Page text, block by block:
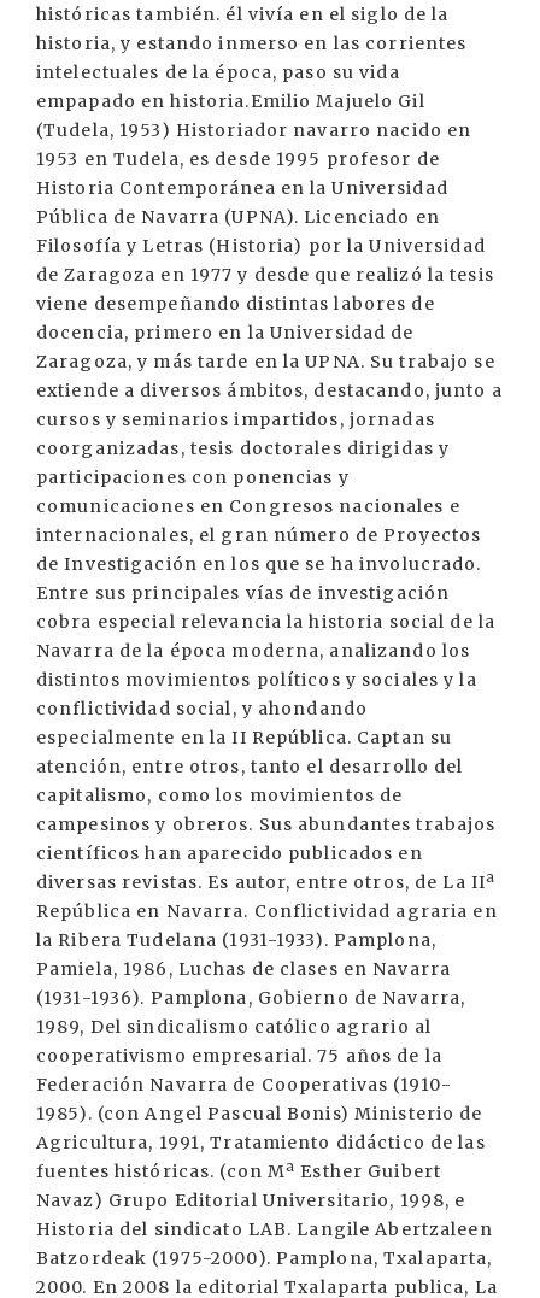
históricas también. él vivía en el siglo de la
historia, y estando inmerso en las corrientes
intelectuales de la época, paso su vida
empapado en historia.Emilio Majuelo Gil
(Tudela, 1953) Historiador navarro nacido en
1953 en Tudela, es desde 1995 profesor de
Historia Contemporánea en la Universidad
Pública de Navarra (UPNA). Licenciado en
Filosofía y Letras (Historia) por la Universidad
de Zaragoza en 1977 y desde que realizó la tesis
viene desempeñando distintas labores de
docencia, primero en la Universidad de
Zaragoza, y más tarde en la UPNA. Su trabajo se
extiende a diversos ámbitos, destacando, junto a
cursos y seminarios impartidos, jornadas
coorganizadas, tesis doctorales dirigidas y
participaciones con ponencias y
comunicaciones en Congresos nacionales e
internacionales, el gran número de Proyectos
de Investigación en los que se ha involucrado.
Entre sus principales vías de investigación
cobra especial relevancia la historia social de la
Navarra de la época moderna, analizando los
distintos movimientos políticos y sociales y la
conflictividad social, y ahondando
especialmente en la II República. Captan su
atención, entre otros, tanto el desarrollo del
capitalismo, como los movimientos de
campesinos y obreros. Sus abundantes trabajos
científicos han aparecido publicados en
diversas revistas. Es autor, entre otros, de La IIª
República en Navarra. Conflictividad agraria en
la Ribera Tudelana (1931-1933). Pamplona,
Pamiela, 1986, Luchas de clases en Navarra
(1931-1936). Pamplona, Gobierno de Navarra,
1989, Del sindicalismo católico agrario al
cooperativismo empresarial. 75 años de la
Federación Navarra de Cooperativas (1910-
1985). (con Angel Pascual Bonis) Ministerio de
Agricultura, 1991, Tratamiento didáctico de las
fuentes históricas. (con Mª Esther Guibert
Navaz) Grupo Editorial Universitario, 1998, e
Historia del sindicato LAB. Langile Abertzaleen
Batzordeak (1975-2000). Pamplona, Txalaparta,
2000. En 2008 la editorial Txalaparta publica, La